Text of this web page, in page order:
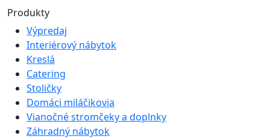
Produkty
Výpredaj
Interiérový nábytok
Kreslá
Catering
Stoličky
Domáci miláčikovia
Vianočné stromčeky a doplnky
Záhradný nábytok